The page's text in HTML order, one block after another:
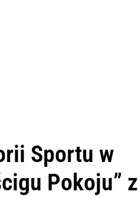
Sportu w
Pokoju” z